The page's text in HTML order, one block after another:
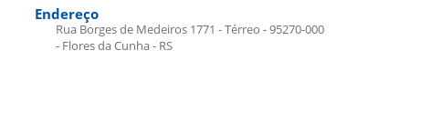
Endereço
Rua Borges de Medeiros 1771 - Térreo - 95270-000
- Flores da Cunha - RS